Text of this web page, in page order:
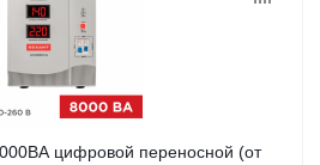
цифровой переносной (от